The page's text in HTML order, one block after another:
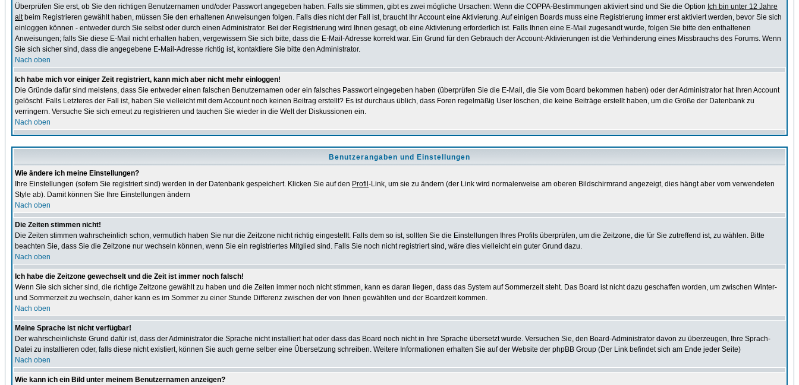
Überprüfen Sie erst, ob Sie den richtigen Benutzernamen und/oder Passwort angegeben haben. Falls sie stimmen, gibt es zwei mögliche Ursachen: Wenn die COPPA-Bestimmungen aktiviert sind und Sie die Option Ich bin unter 12 Jahre
altbeim Registrieren gewählt haben, müssen Sie den erhaltenen Anweisungen folgen. Falls dies nicht der Fall ist, braucht Ihr Account eine Aktivierung. Auf einigen Boards muss eine Registrierung immer erst aktiviert werden, bevor Sie sich
einloggen können - entweder durch Sie selbst oder durch einen Administrator. Bei der Registrierung wird Ihnen gesagt, ob eine Aktivierung erforderlich ist. Falls Ihnen eine E-Mail zugesandt wurde, folgen Sie bitte den enthaltenen
Anweisungen; falls Sie diese E-Mail nicht erhalten haben, vergewissern Sie sich bitte, dass die E-Mail-Adresse korrekt war. Ein Grund für den Gebrauch der Account-Aktivierungen ist die Verhinderung eines Missbrauchs des Forums. Wenn
Sie sich sicher sind, dass die angegebene E-Mail-Adresse richtig ist, kontaktiere Sie bitte den Administrator.
Nach oben
Ich habe mich vor einiger Zeit registriert, kann mich aber nicht mehr einloggen!
Die Gründe dafür sind meistens, dass Sie entweder einen falschen Benutzernamen oder ein falsches Passwort eingegeben haben (überprüfen Sie die E-Mail, die Sie vom Board bekommen haben) oder der Administrator hat Ihren Account
gelöscht. Falls Letzteres der Fall ist, haben Sie vielleicht mit dem Account noch keinen Beitrag erstellt? Es ist durchaus üblich, dass Foren regelmäßig User löschen, die keine Beiträge erstellt haben, um die Größe der Datenbank zu
verringern. Versuche Sie sich erneut zu registrieren und tauchen Sie wieder in die Welt der Diskussionen ein.
Nach oben
Benutzerangaben und Einstellungen
Wie ändere ich meine Einstellungen?
Ihre Einstellungen (sofern Sie registriert sind) werden in der Datenbank gespeichert. Klicken Sie auf den Profil -Link, um sie zu ändern (der Link wird normalerweise am oberen Bildschirmrand angezeigt, dies hängt aber vom verwendeten
Style ab). Damit können Sie Ihre Einstellungen ändern
Nach oben
Die Zeiten stimmen nicht!
Die Zeiten stimmen wahrscheinlich schon, vermutlich haben Sie nur die Zeitzone nicht richtig eingestellt. Falls dem so ist, sollten Sie die Einstellungen Ihres Profils überprüfen, um die Zeitzone, die für Sie zutreffend ist, zu wählen. Bitte
beachten Sie, dass Sie die Zeitzone nur wechseln können, wenn Sie ein registriertes Mitglied sind. Falls Sie noch nicht registriert sind, wäre dies vielleicht ein guter Grund dazu.
Nach oben
Ich habe die Zeitzone gewechselt und die Zeit ist immer noch falsch!
Wenn Sie sich sicher sind, die richtige Zeitzone gewählt zu haben und die Zeiten immer noch nicht stimmen, kann es daran liegen, dass das System auf Sommerzeit steht. Das Board ist nicht dazu geschaffen worden, um zwischen Winter-
und Sommerzeit zu wechseln, daher kann es im Sommer zu einer Stunde Differenz zwischen der von Ihnen gewählten und der Boardzeit kommen.
Nach oben
Meine Sprache ist nicht verfügbar!
Der wahrscheinlichste Grund dafür ist, dass der Administrator die Sprache nicht installiert hat oder dass das Board noch nicht in Ihre Sprache übersetzt wurde. Versuchen Sie, den Board-Administrator davon zu überzeugen, Ihre Sprach-
Datei zu installieren oder, falls diese nicht existiert, können Sie auch gerne selber eine Übersetzung schreiben. Weitere Informationen erhalten Sie auf der Website der phpBB Group (Der Link befindet sich am Ende jeder Seite)
Nach oben
Wie kann ich ein Bild unter meinem Benutzernamen anzeigen?